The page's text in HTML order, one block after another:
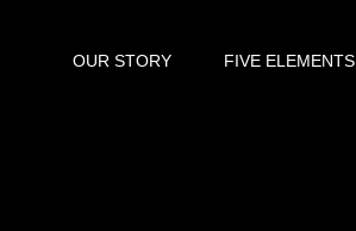
OUR STORY FIVE ELEMENTS